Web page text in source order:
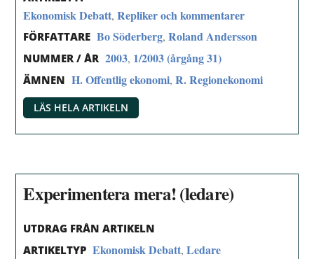
Ekonomisk Debatt,Repliker och kommentarer
FÖRFATTARE Bo Söderberg,Roland Andersson
NUMMER / ÅR 2003, 1/2003 (årgång 31)
ÄMNEN H. Offentlig ekonomi,R. Regionekonomi
LÄS HELA ARTIKELN
Experimentera mera! (ledare)
UTDRAG FRÅN ARTIKELN
ARTIKELTYP Ekonomisk Debatt,Ledare